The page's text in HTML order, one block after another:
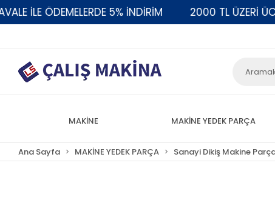
İLE ÖDEMELERDE 5% İNDİRİM 2000 TL ÜZERİ
MAKİNE MAKİNE YEDEK PARÇA
Ana Sayfa MAKİNE YEDEK PARÇA Sanayi Dikiş Makine